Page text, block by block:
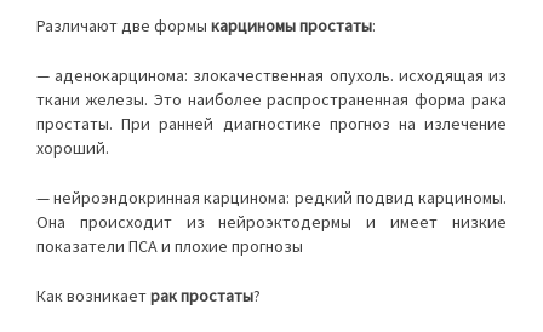
Различают две формы карциномы простаты:
— аденокарцинома: злокачественная опухоль. исходящая из
ткани железы. Это наиболее распространенная форма рака
простаты. При ранней диагностике прогноз на излечение
хороший.
— нейроэндокринная карцинома: редкий подвид карциномы.
Она проиcходит из нейроэктодермы и имеет низкие
показатели ПСА и плохие прогнозы
Как возникаетрак простаты?